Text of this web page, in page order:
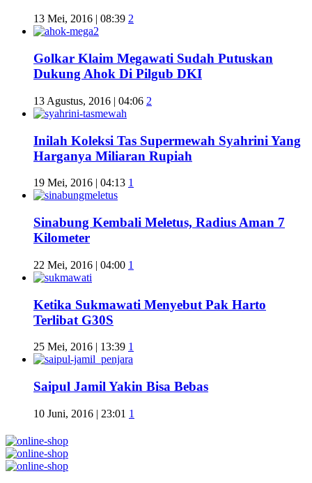
13 Mei, 2016 | 08:39 2
Golkar Klaim Megawati Sudah Putuskan
Dukung Ahok Di Pilgub DKI
13 Agustus, 2016 | 04:06 2
Inilah Koleksi Tas Supermewah Syahrini Yang
Harganya Miliaran Rupiah
19 Mei, 2016 | 04:13 1
Sinabung Kembali Meletus, Radius Aman 7
Kilometer
22 Mei, 2016 | 04:00 1
Ketika Sukmawati Menyebut Pak Harto
Terlibat G30S
25 Mei, 2016 | 13:39 1
Saipul Jamil Yakin Bisa Bebas
10 Juni, 2016 | 23:01 1